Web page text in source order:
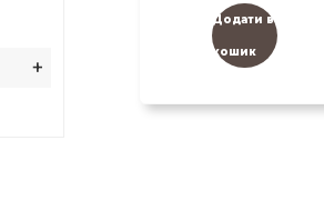
+
Додати в
кошик